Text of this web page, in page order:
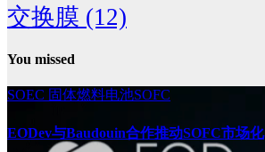
交换膜 (12)
You missed
SOEC 固体燃料电池SOFC
EODev与Baudouin合作推动SOFC市场化